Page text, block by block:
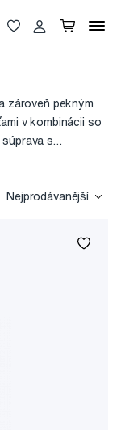
zároveň pekným
v kombinácii so
s
taštičke.
Nejprodávanější